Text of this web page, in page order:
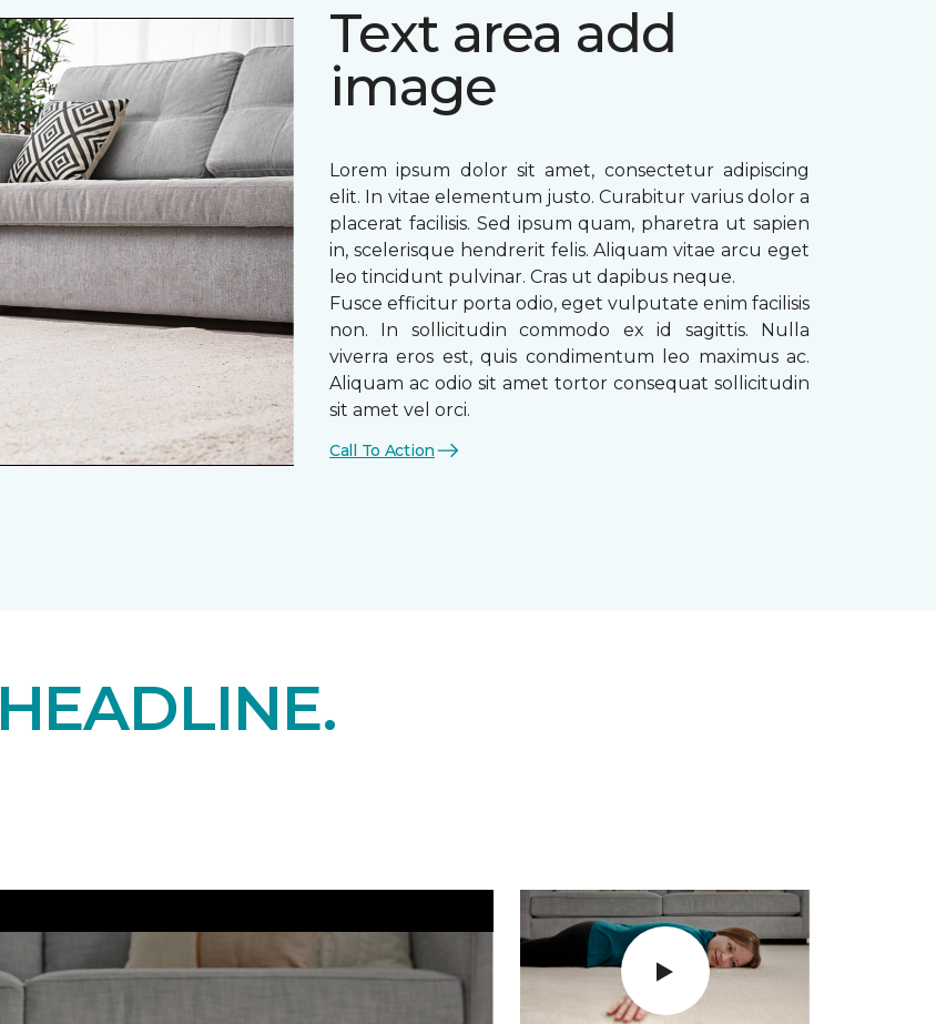
Text area add
image
Lorem ipsum dolor sit amet, consectetur adipiscing
elit. In vitae elementum justo. Curabitur varius dolor a
placerat facilisis. Sed ipsum quam, pharetra ut sapien
in, scelerisque hendrerit felis. Aliquam vitae arcu eget
leo tincidunt pulvinar. Cras ut dapibus neque.
Fusce efficitur porta odio, eget vulputate enim facilisis
non. In sollicitudin commodo ex id sagittis. Nulla
viverra eros est, quis condimentum leo maximus ac.
Aliquam ac odio sit amet tortor consequat sollicitudin
sit amet vel orci.
Call To Action
HEADLINE.